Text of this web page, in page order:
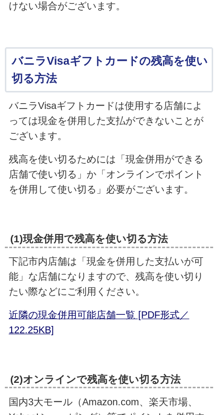
けない場合がございます。
バニラVisaギフトカードの残高を使い
切る方法
バニラVisaギフトカードは使用する店舗によ
っては現金を併用した支払ができないことが
ございます。
残高を使い切るためには「現金併用ができる
店舗で使い切る」か「オンラインでポイント
を併用して使い切る」必要がございます。
(1)現金併用で残高を使い切る方法
下記市内店舗は「現金を併用した支払いが可
能」な店舗になりますので、残高を使い切り
たい際などにご利用ください。
近隣の現金併用可能店舗一覧 [PDF形式／
122.25KB]
(2)オンラインで残高を使い切る方法
国内3大モール（Amazon.com、楽天市場、